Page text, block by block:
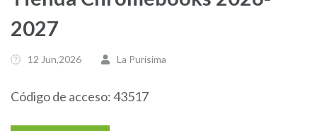
2027
12 Jun,2026 La Purísima
Código de acceso: 43517